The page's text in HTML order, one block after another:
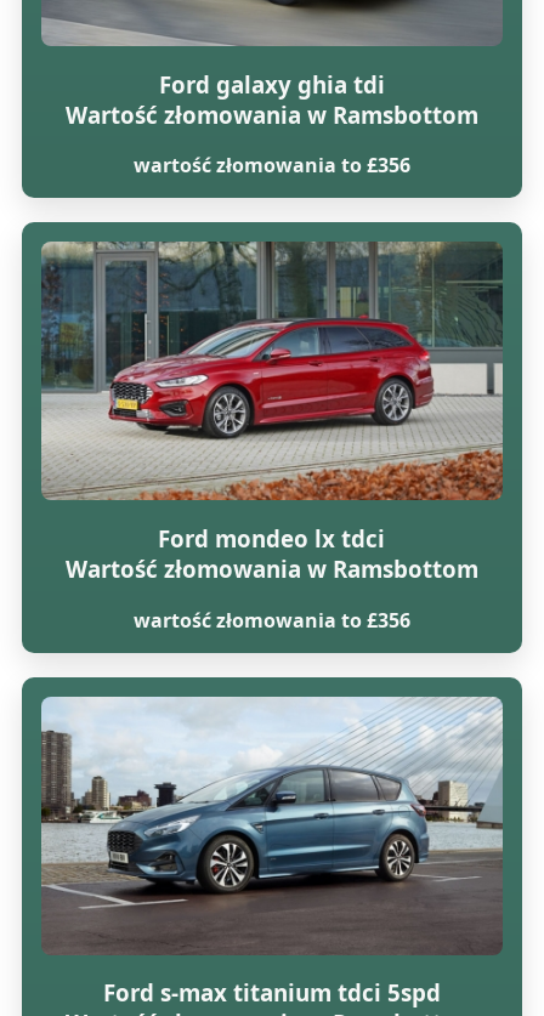
Ford galaxy ghia tdi
Wartość złomowania w Ramsbottom
wartość złomowania to £356
Ford mondeo lx tdci
Wartość złomowania w Ramsbottom
wartość złomowania to £356
Ford s-max titanium tdci 5spd